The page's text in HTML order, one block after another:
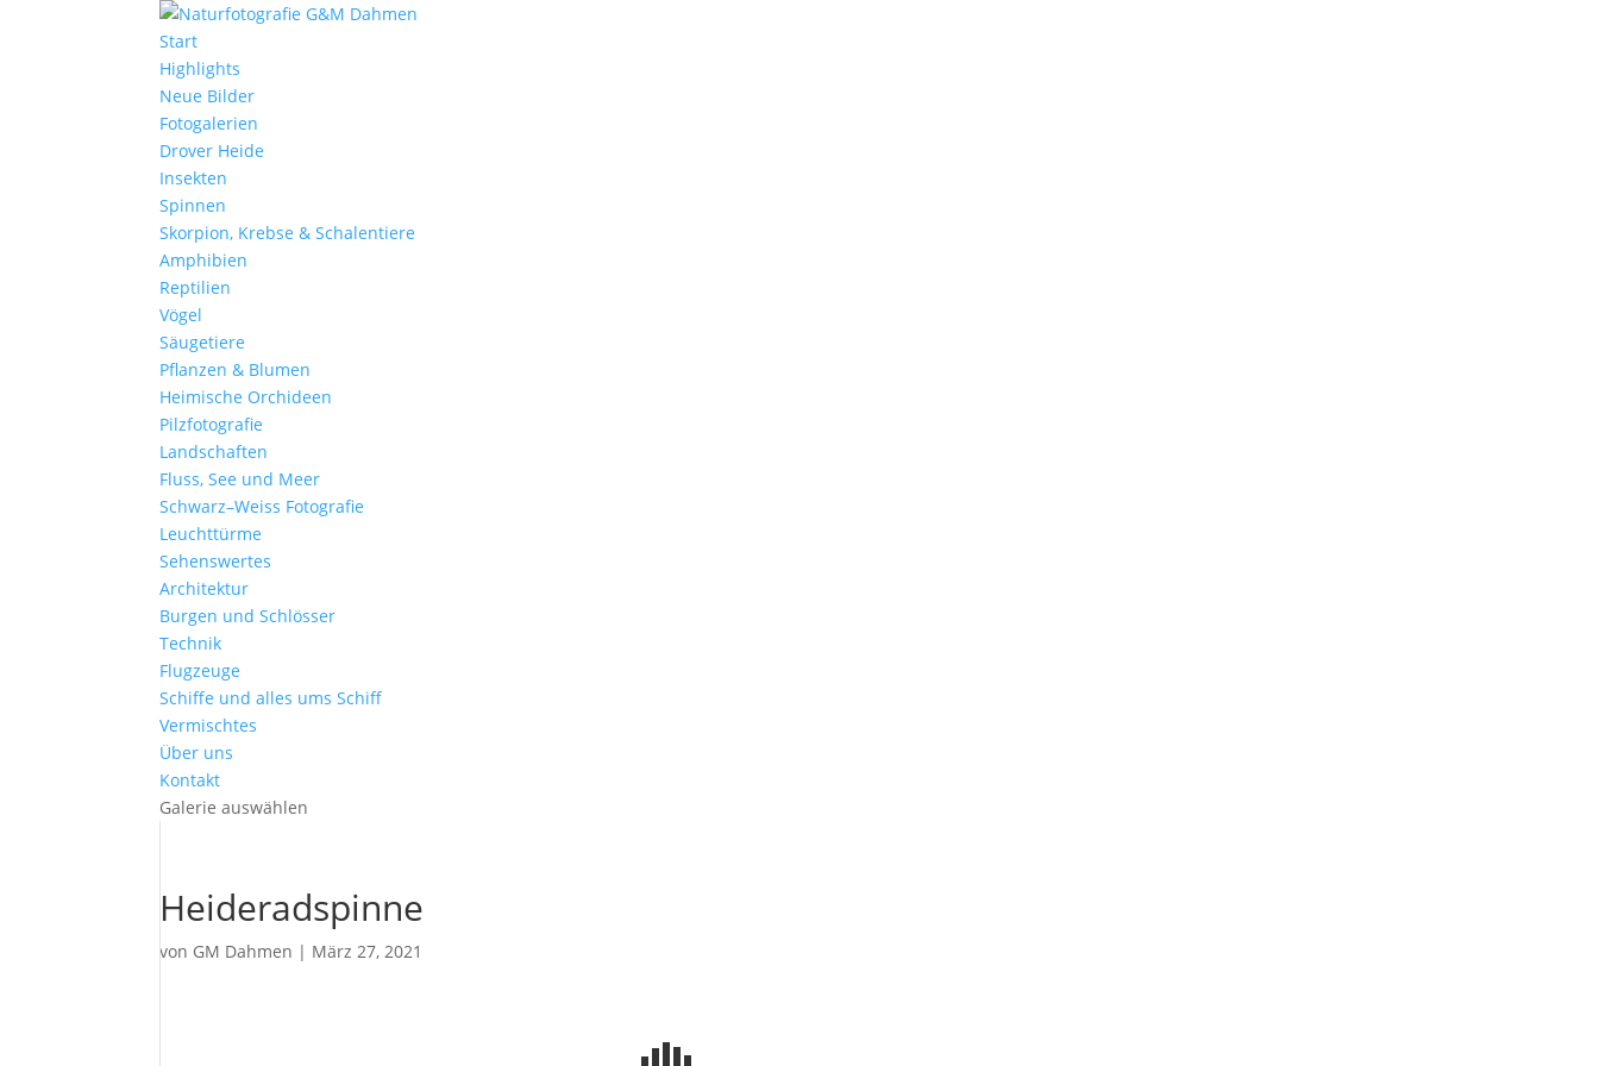
Start
Highlights
Neue Bilder
Fotogalerien
Drover Heide
Insekten
Spinnen
Skorpion, Krebse & Schalentiere
Amphibien
Reptilien
Vögel
Säugetiere
Pflanzen & Blumen
Heimische Orchideen
Pilzfotografie
Landschaften
Fluss, See und Meer
Schwarz–Weiss Fotografie
Leuchttürme
Sehenswertes
Architektur
Burgen und Schlösser
Technik
Flugzeuge
Schiffe und alles ums Schiff
Vermischtes
Über uns
Kontakt
Galerie auswählen
Heideradspinne
von GM Dahmen | März 27, 2021